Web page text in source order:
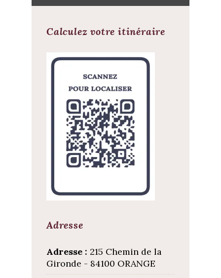
Calculez votre itinéraire
Adresse
Adresse : 215 Chemin de la
Gironde - 84100 ORANGE